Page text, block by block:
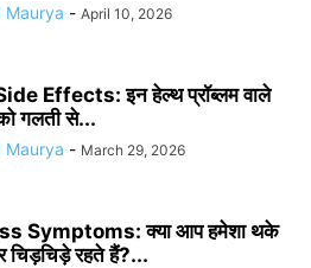
Maurya - April 10, 2026
Effects: इन हेल्थ प्रॉब्लम वाले
गलती से...
Maurya - March 29, 2026
Symptoms: क्या आप हमेशा थके
चिड़चिड़े रहते हैं?...